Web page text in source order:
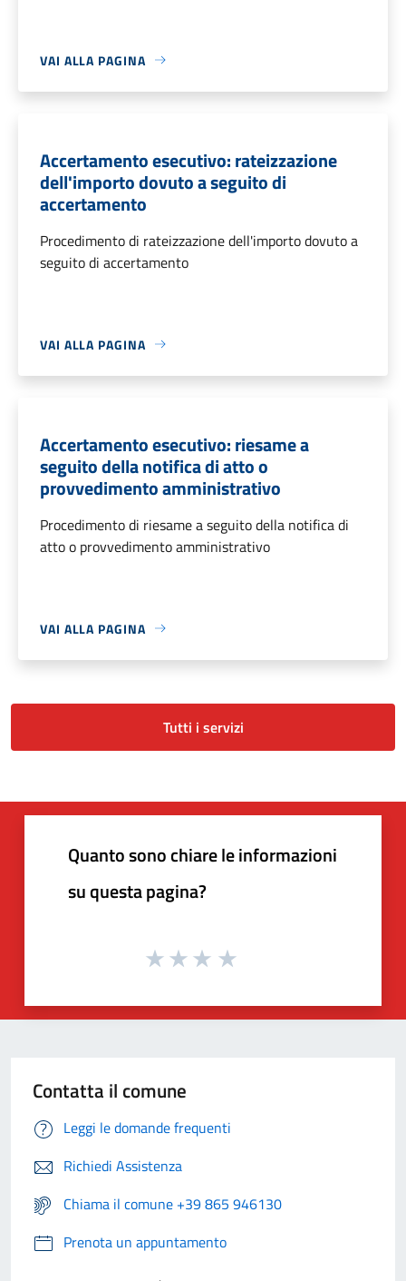
VAI ALLA PAGINA
Accertamento esecutivo: rateizzazione
dell'importo dovuto a seguito di
accertamento
Procedimento di rateizzazione dell'importo dovuto a
seguito di accertamento
VAI ALLA PAGINA
Accertamento esecutivo: riesame a
seguito della notifica di atto o
provvedimento amministrativo
Procedimento di riesame a seguito della notifica di
atto o provvedimento amministrativo
VAI ALLA PAGINA
Tutti i servizi
Quanto sono chiare le informazioni
su questa pagina?
Contatta il comune
Leggi le domande frequenti
Richiedi Assistenza
Chiama il comune +39 865 946130
Prenota un appuntamento